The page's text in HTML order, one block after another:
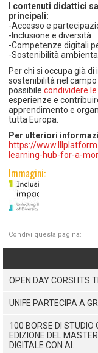
I contenuti didattici
principali:
-Accesso e
-Inclusione e diversità
-Competenze digitali
-Sostenibilità
Per chi si occupa già
sostenibilità nel
possibilecondividere
esperienze e
apprendimento e
tutta Europa.
Per ulteriori
https://
learning-hub-for-a-
Immagini:
Condivi questa pagina:
OPEN DAY CORSI ITS
UNIFE PARTECIPA A
100 BORSE DI STUDIO
EDIZIONE DEL
DIGITALE CON AI.